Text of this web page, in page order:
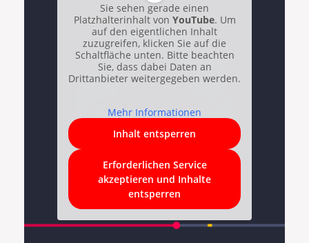
Sie sehen gerade einen
Platzhalterinhalt von YouTube. Um
auf den eigentlichen Inhalt
zuzugreifen, klicken Sie auf die
Schaltfläche unten. Bitte beachten
Sie, dass dabei Daten an
Drittanbieter weitergegeben werden.
Mehr Informationen
Inhalt entsperren
Erforderlichen Service
akzeptieren und Inhalte
entsperren